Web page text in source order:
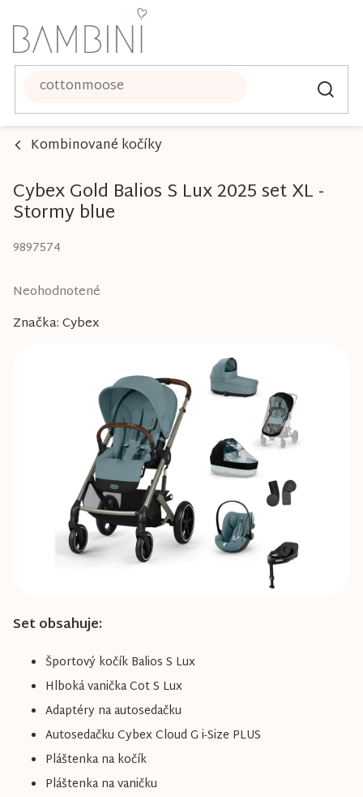
na
obsah
Kombinované kočíky
Cybex Gold Balios S Lux 2025 set XL -
Stormy blue
9897574
Priemerné
produktu
Neohodnotené
Značka:Cybex
Set obsahuje:
Športový kočík Balios S Lux
Hlboká vanička Cot S Lux
Adaptéry na autosedačku
Autosedačku Cybex Cloud G i-Size PLUS
Pláštenka na kočík
Pláštenka na vaničku